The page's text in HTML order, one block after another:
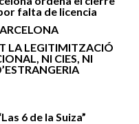
falta de licencia
LA LEGITIMITZACIÓ
NI CIES, NI
6 de la Suiza”